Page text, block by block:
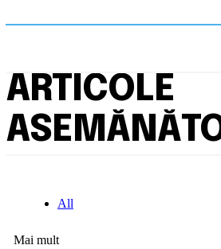
ARTICOLE
All
Mai mult